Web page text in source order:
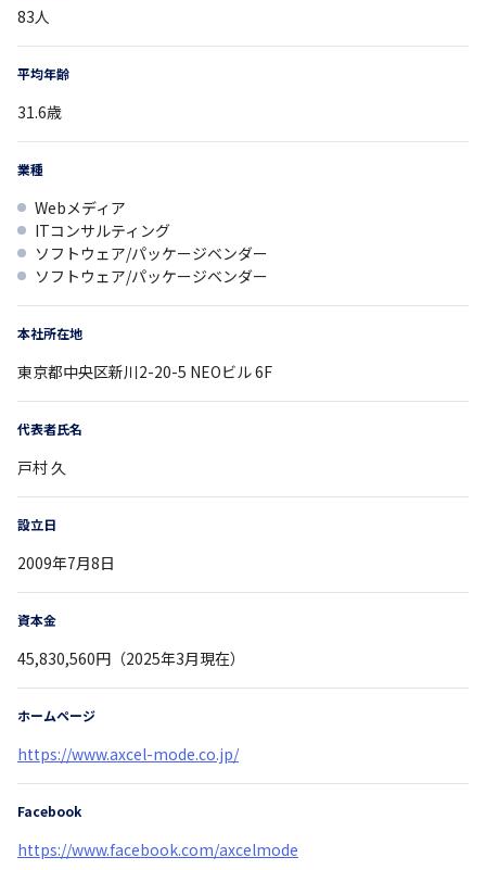
83人
平均年齢
31.6歳
業種
Webメディア
ITコンサルティング
ソフトウェア/パッケージベンダー
ソフトウェア/パッケージベンダー
本社所在地
東京都中央区新川2-20-5 NEOビル 6F
代表者氏名
戸村 久
設立日
2009年7月8日
資本金
45,830,560円（2025年3月現在）
ホームページ
https://www.axcel-mode.co.jp/
Facebook
https://www.facebook.com/axcelmode